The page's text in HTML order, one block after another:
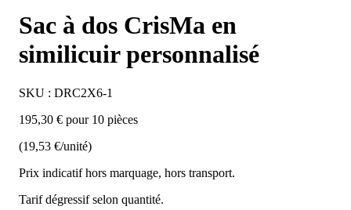
Sac à dos CrisMa en
similicuir personnalisé
SKU : DRC2X6-1
195,30 € pour 10 pièces
(19,53 €/unité)
Prix indicatif hors marquage, hors transport.
Tarif dégressif selon quantité.